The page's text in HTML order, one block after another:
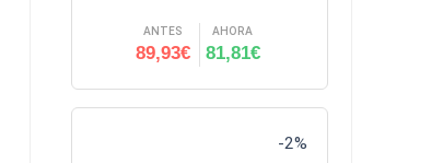
ANTES
89,93€
AHORA
81,81€
-2%